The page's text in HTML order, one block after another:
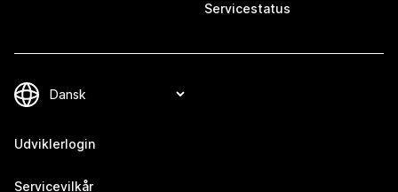
Servicestatus
Udviklerlogin
Servicevilkår